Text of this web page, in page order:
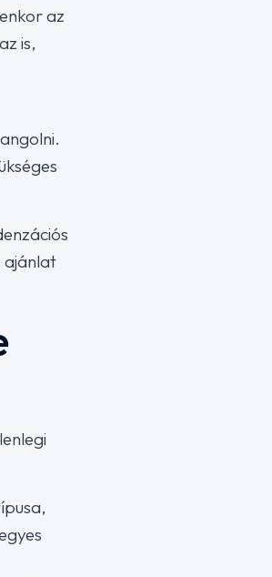
az
is,
ajánlat